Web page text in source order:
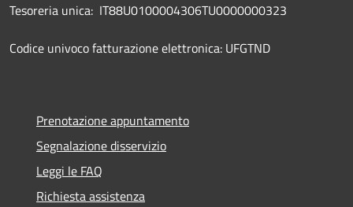
Tesoreria unica: IT88U0100004306TU0000000323
Codice univoco fatturazione elettronica: UFGTND
Prenotazione appuntamento
Segnalazione disservizio
Leggi le FAQ
Richiesta assistenza